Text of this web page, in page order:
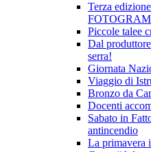
Terza
Piccole talee
Dal
serra!
Giornata
Viaggio di
Bronzo da
Docenti
Sabato in
antincendio
La primavera